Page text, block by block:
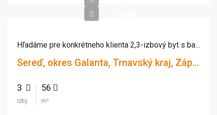
Hľadáme pre konkrétneho klienta 2,3-izbový byt s balkónom
Sereď, okres Galanta, Trnavský kraj, Západné Slovensko, Slovensko
3
Izby
56
m²